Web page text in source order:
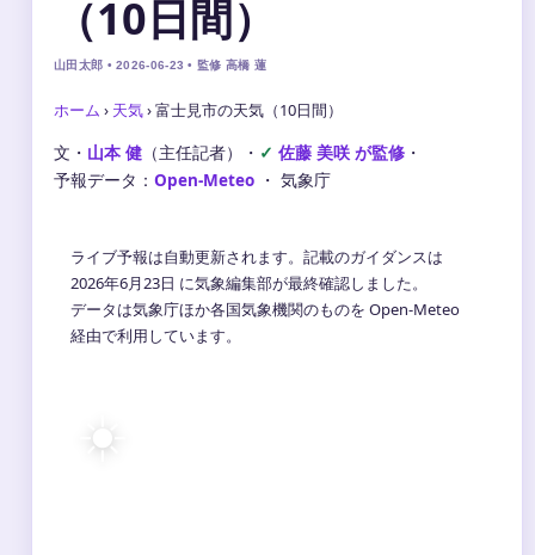
（10日間）
山田太郎 • 2026-06-23 • 監修 高橋 蓮
ホーム › 天気›富士見市の天気（10日間）
文・ 山本 健 （主任記者） ・ 佐藤 美咲 が監修 ・
予報データ： Open-Meteo ・ 気象庁
ライブ予報は自動更新されます。記載のガイダンスは
2026年6月23日 に気象編集部が最終確認しました。
データは気象庁ほか各国気象機関のものを Open-Meteo
経由で利用しています。
☀️